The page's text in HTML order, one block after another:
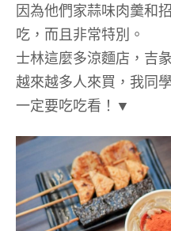
因為他們家蒜味肉羹和
吃，而且非常特別。
士林這麼多涼麵店，吉
越來越多人來買，我同
一定要吃吃看！▼